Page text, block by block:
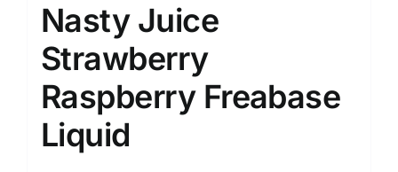
Nasty Juice
Strawberry
Raspberry Freabase
Liquid